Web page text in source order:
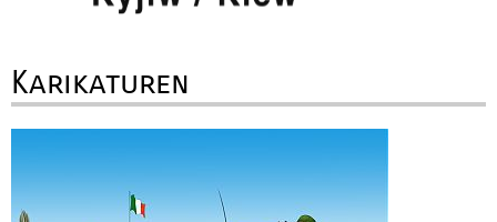
Karikaturen